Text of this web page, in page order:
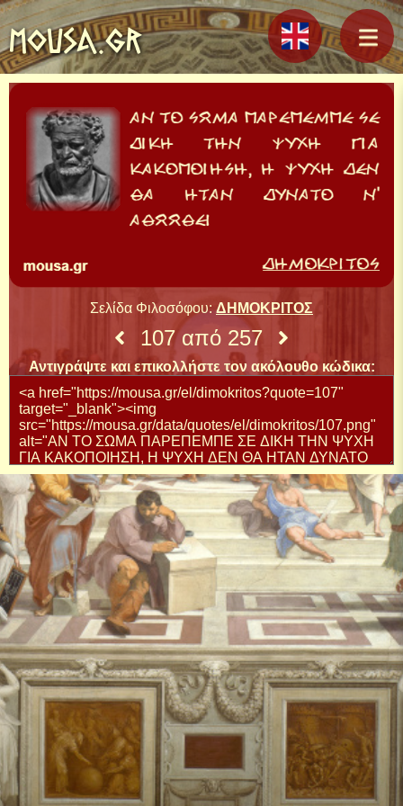
MOUSA.GR
Σελίδα Φιλοσόφου:ΔΗΜΟΚΡΙΤΟΣ
107 από 257
Αντιγράψτε και επικολλήστε τον ακόλουθο κώδικα: